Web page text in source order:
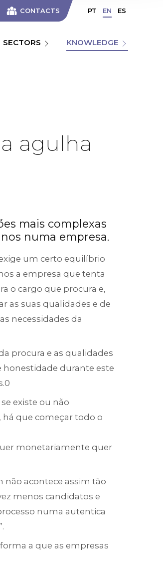
SECTORS KNOWLEDGE
CONTACTS PT EN ES
agulha
mais complexas
numa empresa.
um certo equilíbrio
a empresa que tenta
o cargo que procura e,
as suas qualidades e de
necessidades da
procura e as qualidades
honestidade durante este
existe ou não
que começar todo o
monetariamente quer
não acontece assim tão
menos candidatos e
numa autentica
a que as empresas